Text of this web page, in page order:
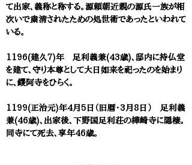
て出家、義称と称する。源頼朝近親の源氏一族が相
次いで粛清されたための処世術であったといわれて
いる。
1196(建久7)年 足利義兼(43歳)、邸内に持仏堂
を建て、守り本尊として大日如来を祀ったのを始まり
に、鑁阿寺をひらく。
1199(正治元)年4月5日（旧暦・3月8日） 足利義
兼(46歳)、出家後、下野国足利荘の樺崎寺に隠棲。
同寺にて死去、享年46歳。